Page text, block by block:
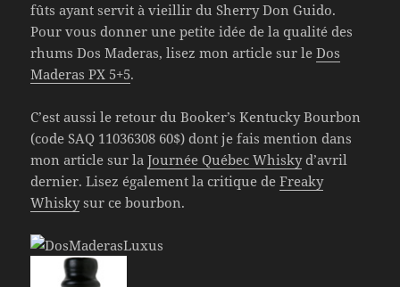
fûts ayant servit à vieillir du Sherry Don Guido.
Pour vous donner une petite idée de la qualité des
rhums Dos Maderas, lisez mon article sur leDos
Maderas PX 5+5.
C’est aussi le retour du Booker’s Kentucky Bourbon
(code SAQ 11036308 60$) dont je fais mention dans
mon article sur laJournée Québec Whiskyd’avril
dernier. Lisez également la critique deFreaky
Whiskysur ce bourbon.